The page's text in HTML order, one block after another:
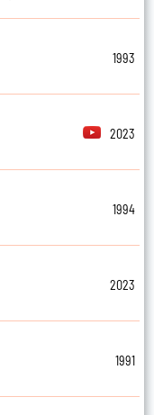
1993
2023
1994
2023
1991